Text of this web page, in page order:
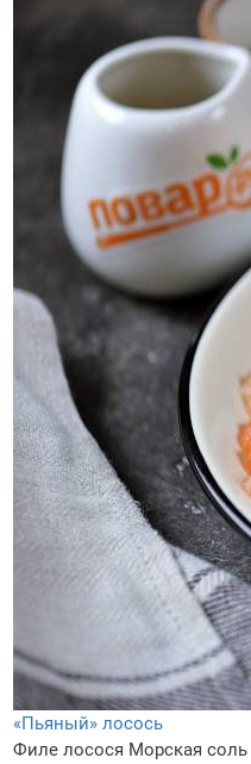
«Пьяный» лосось
Филе лосося Морская соль